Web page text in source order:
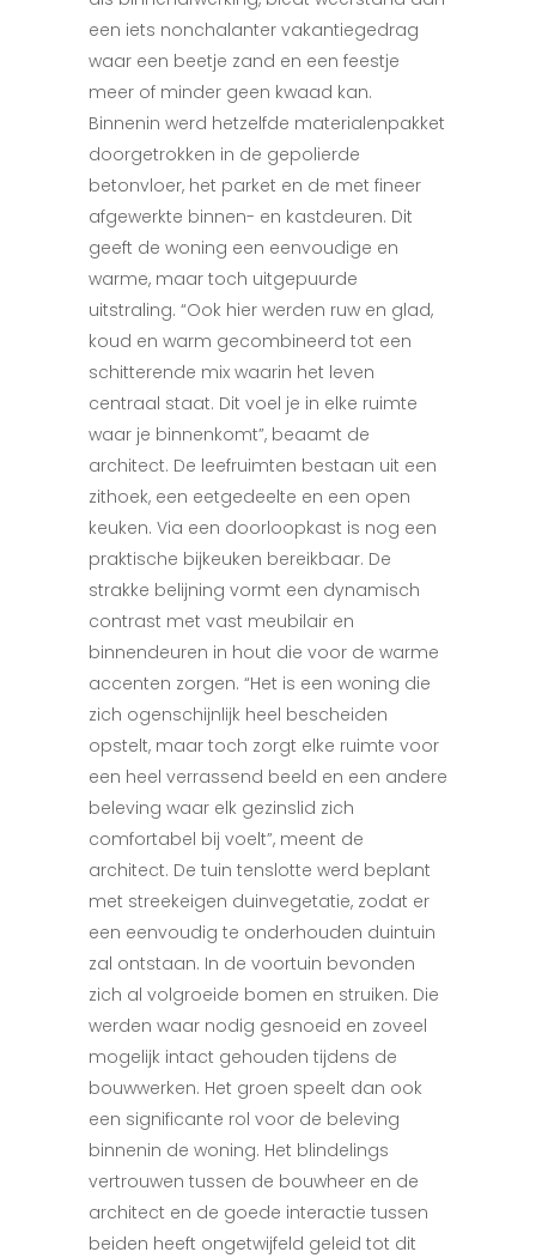
een iets nonchalanter vakantiegedrag
waar een beetje zand en een feestje
meer of minder geen kwaad kan.
Binnenin werd hetzelfde materialenpakket
doorgetrokken in de gepolierde
betonvloer, het parket en de met fineer
afgewerkte binnen- en kastdeuren. Dit
geeft de woning een eenvoudige en
warme, maar toch uitgepuurde
uitstraling. “Ook hier werden ruw en glad,
koud en warm gecombineerd tot een
schitterende mix waarin het leven
centraal staat. Dit voel je in elke ruimte
waar je binnenkomt”, beaamt de
architect. De leefruimten bestaan uit een
zithoek, een eetgedeelte en een open
keuken. Via een doorloopkast is nog een
praktische bijkeuken bereikbaar. De
strakke belijning vormt een dynamisch
contrast met vast meubilair en
binnendeuren in hout die voor de warme
accenten zorgen. “Het is een woning die
zich ogenschijnlijk heel bescheiden
opstelt, maar toch zorgt elke ruimte voor
een heel verrassend beeld en een andere
beleving waar elk gezinslid zich
comfortabel bij voelt”, meent de
architect. De tuin tenslotte werd beplant
met streekeigen duinvegetatie, zodat er
een eenvoudig te onderhouden duintuin
zal ontstaan. In de voortuin bevonden
zich al volgroeide bomen en struiken. Die
werden waar nodig gesnoeid en zoveel
mogelijk intact gehouden tijdens de
bouwwerken. Het groen speelt dan ook
een significante rol voor de beleving
binnenin de woning. Het blindelings
vertrouwen tussen de bouwheer en de
architect en de goede interactie tussen
beiden heeft ongetwijfeld geleid tot dit